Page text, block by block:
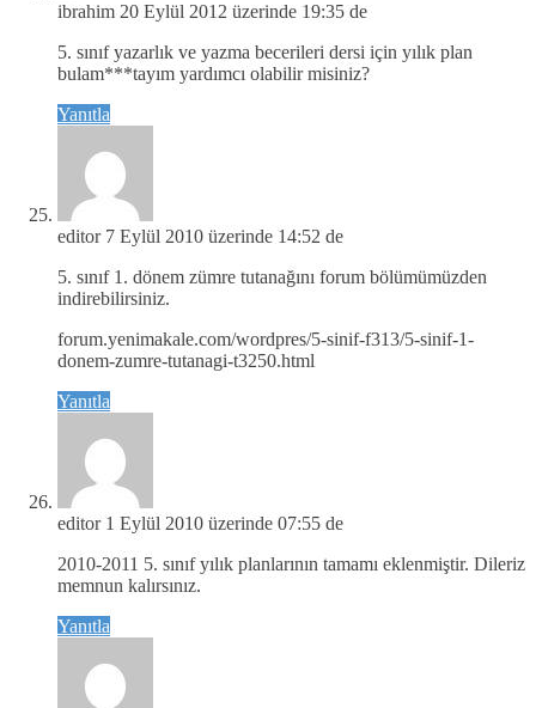
ibrahim 20 Eylül 2012 üzerinde 19:35 de
5. sınıf yazarlık ve yazma becerileri dersi için yılık plan
bulam***tayım yardımcı olabilir misiniz?
Yanıtla
editor 7 Eylül 2010 üzerinde 14:52 de
5. sınıf 1. dönem zümre tutanağını forum bölümümüzden
indirebilirsiniz.
forum.yenimakale.com/wordpres/5-sinif-f313/5-sinif-1-
donem-zumre-tutanagi-t3250.html
Yanıtla
editor 1 Eylül 2010 üzerinde 07:55 de
2010-2011 5. sınıf yılık planlarının tamamı eklenmiştir. Dileriz
memnun kalırsınız.
Yanıtla